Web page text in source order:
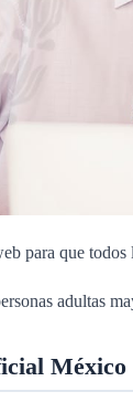
para que
adultas
México